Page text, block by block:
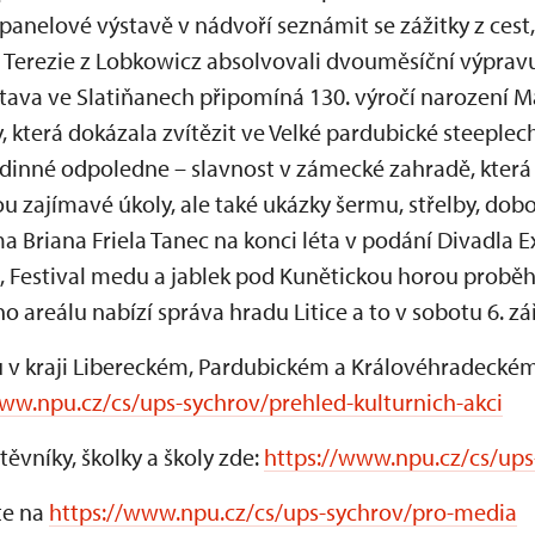
výstavě v nádvoří seznámit se zážitky z
z Lobkowicz absolvovali dvouměsíční
ve Slatiňanech připomíná 130. výročí narození
která dokázala zvítězit ve Velké pardubické
odpoledne – slavnost v zámecké zahradě,
zajímavé úkoly, ale také ukázky šermu, střelby,
Briana Friela Tanec na konci léta v podání Divadla
Festival medu a jablek pod Kunětickou horou
areálu nabízí správa hradu Litice a to v sobotu 6.
kraji Libereckém, Pardubickém a
cs/ups-sychrov/prehled-kulturnich-akci
školky a školy zde: https://www.npu.cz/cs/
na https://www.npu.cz/cs/ups-sychrov/pro-media